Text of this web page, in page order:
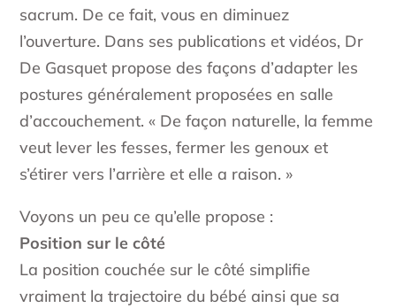
sacrum. De ce fait, vous en diminuez
l’ouverture. Dans ses publications et vidéos, Dr
De Gasquet propose des façons d’adapter les
postures généralement proposées en salle
d’accouchement. « De façon naturelle, la femme
veut lever les fesses, fermer les genoux et
s’étirer vers l’arrière et elle a raison. »
Voyons un peu ce qu’elle propose :
Position sur le côté
La position couchée sur le côté simplifie
vraiment la trajectoire du bébé ainsi que sa